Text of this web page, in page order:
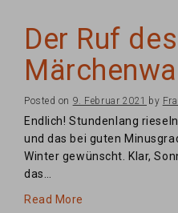
Der Ruf des
Posted on 9. Februar 2021 by
Endlich! Stundenlang
und das bei guten
Winter gewünscht. Klar,
das…
Read More